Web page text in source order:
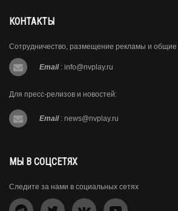
КОНТАКТЫ
Сотрудничество, размещение рекламы и
Email : info@nvplay.ru
Для пресс-релизов и новостей:
Email : news@nvplay.ru
МЫ В СОЦСЕТЯХ
Следите за нами в социальных сетях